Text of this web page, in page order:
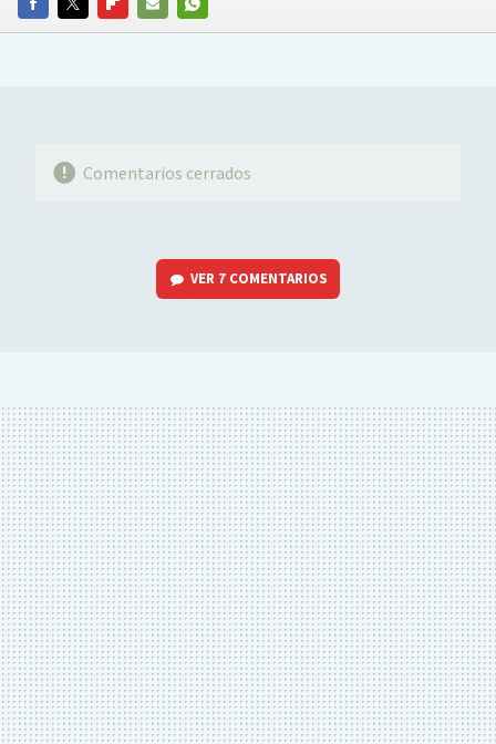
FACEBOOKTWITTERFLIPBOARD
E-
WHATSAPP
Comentarios cerrados
VER 7 COMENTARIOS